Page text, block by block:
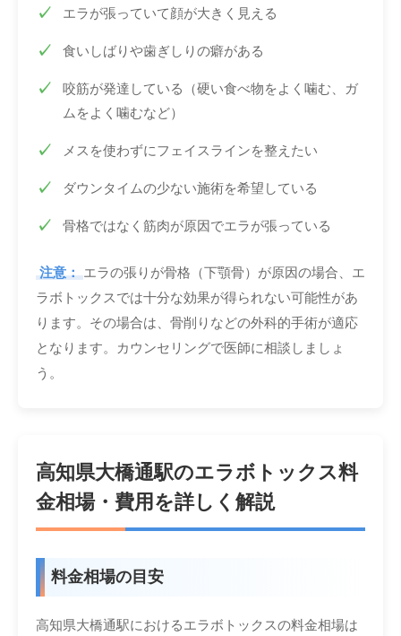
エラが張っていて顔が大きく見える
食いしばりや歯ぎしりの癖がある
咬筋が発達している（硬い食べ物をよく噛む、ガ
ムをよく噛むなど）
メスを使わずにフェイスラインを整えたい
ダウンタイムの少ない施術を希望している
骨格ではなく筋肉が原因でエラが張っている
注意： エラの張りが骨格（下顎骨）が原因の場合、エ
ラボトックスでは十分な効果が得られない可能性があ
ります。その場合は、骨削りなどの外科的手術が適応
となります。カウンセリングで医師に相談しましょ
う。
高知県大橋通駅のエラボトックス料
金相場・費用を詳しく解説
料金相場の目安
高知県大橋通駅におけるエラボトックスの料金相場は